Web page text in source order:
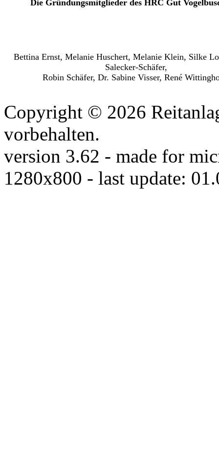
Die Gründungsmitglieder des HRC Gut
Bettina Ernst, Melanie Huschert, Melanie Klein, Silke
Salecker-Schäfer,
Robin Schäfer, Dr. Sabine Visser, René
Copyright © 2026
vorbehalten.
version 3.62 - made for
1280x800 - last update: